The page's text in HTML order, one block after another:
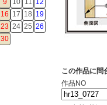
9 10 11 12
16 17 18 19
23 24 25 26
30
この作品に問
作品NO